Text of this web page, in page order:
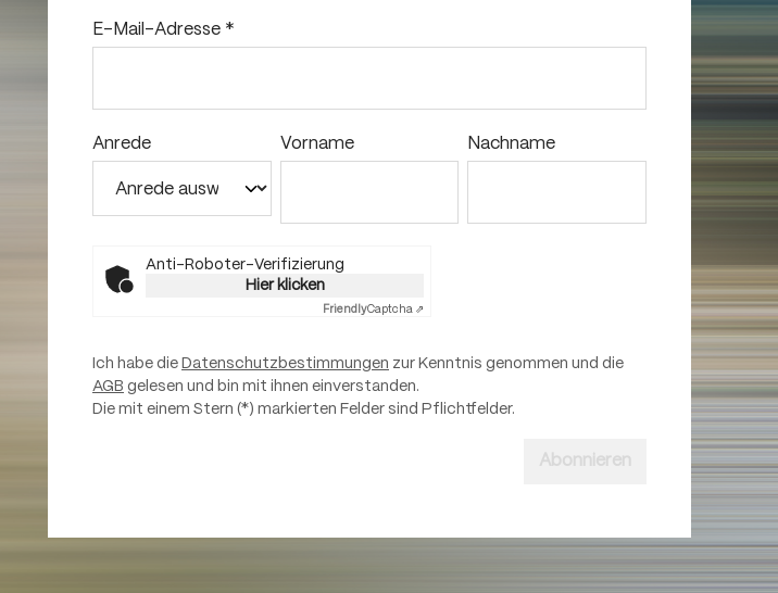
E-Mail-Adresse *
Anrede Vorname Nachname
Anti-Roboter-Verifizierung
Hier klicken
FriendlyCaptcha ⇗
Ich habe die Datenschutzbestimmungen zur Kenntnis genommen und die
AGB gelesen und bin mit ihnen einverstanden.
Die mit einem Stern (*) markierten Felder sind Pflichtfelder.
Abonnieren